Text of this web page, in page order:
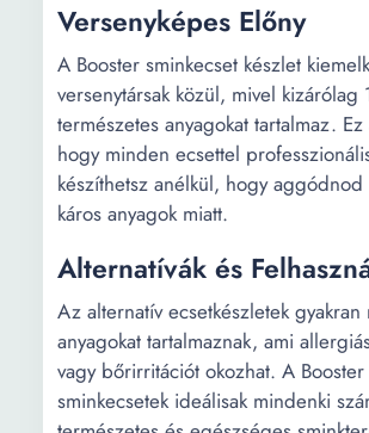
Versenyképes Előny
A Booster sminkecset készlet
versenytársak közül, mivel kizárólag
természetes anyagokat tartalmaz.
hogy minden ecsettel
készíthetsz anélkül, hogy
káros anyagok miatt.
Alternatívák és
Az alternatív ecsetkészletek gyakran
anyagokat tartalmaznak, ami
vagy bőrirritációt okozhat. A Booster
sminkecsetek ideálisak mindenki